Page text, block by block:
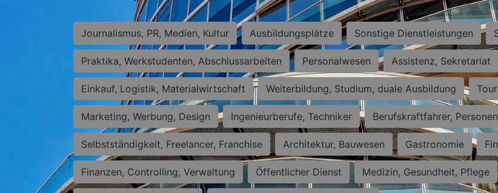
Journalismus, PR, Medien, Kultur Ausbildungsplätze Sonstige Dienstleistungen
Praktika, Werkstudenten, Abschlussarbeiten Personalwesen Assistenz, Sekretariat
Einkauf, Logistik, Materialwirtschaft Weiterbildung, Studium, duale Ausbildung
Marketing, Werbung, Design Ingenieurberufe, Techniker Berufskraftfahrer,
Selbstständigkeit, Freelancer, Franchise Architektur, Bauwesen Gastronomie
Finanzen, Controlling, Verwaltung Öffentlicher Dienst Medizin, Gesundheit, Pflege